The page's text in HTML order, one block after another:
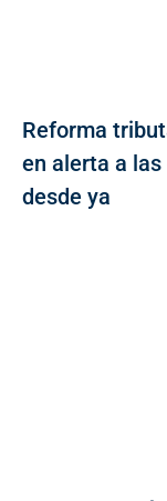
Reforma
en alerta a
desde ya